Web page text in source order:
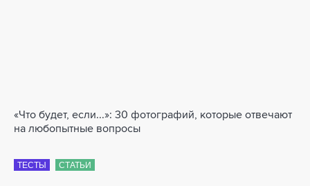
«Что будет, если...»: 30 фотографий, которые отвечают
на любопытные вопросы
ТЕСТЫ СТАТЬИ